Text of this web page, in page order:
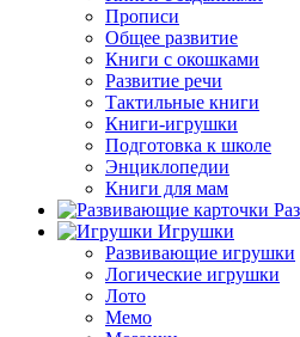
Прописи
Общее развитие
Книги с окошками
Развитие речи
Тактильные книги
Книги-игрушки
Подготовка к школе
Энциклопедии
Книги для мам
Игрушки
Развивающие игрушки
Логические игрушки
Лото
Мемо